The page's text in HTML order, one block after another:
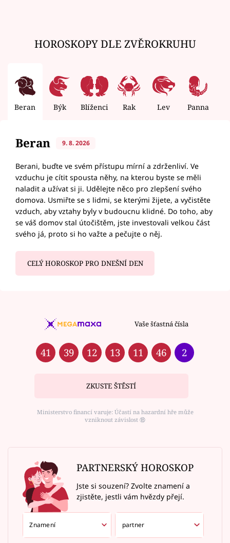
HOROSKOPY DLE ZVĚROKRUHU
Beran Býk Blíženci Rak Lev Panna
Beran 9. 8. 2026
Berani, buďte ve svém přístupu mírní a zdrženliví. Ve
vzduchu je cítit spousta něhy, na kterou byste se měli
naladit a užívat si ji. Udělejte něco pro zlepšení svého
domova. Usmiřte se s lidmi, se kterými žijete, a vyčistěte
vzduch, aby vztahy byly v budoucnu klidné. Do toho, aby
se váš domov stal útočištěm, jste investovali velkou část
svého já, proto si ho važte a pečujte o něj.
CELÝ HOROSKOP PRO DNEŠNÍ DEN
Vaše šťastná čísla
41 39 12 13 11 46 2
ZKUSTE ŠTĚSTÍ
Ministerstvo financí varuje: Účastí na hazardní hře může
vzniknout závislost ⑱
PARTNERSKÝ HOROSKOP
Jste si souzení? Zvolte znamení a
zjistěte, jestli vám hvězdy přejí.